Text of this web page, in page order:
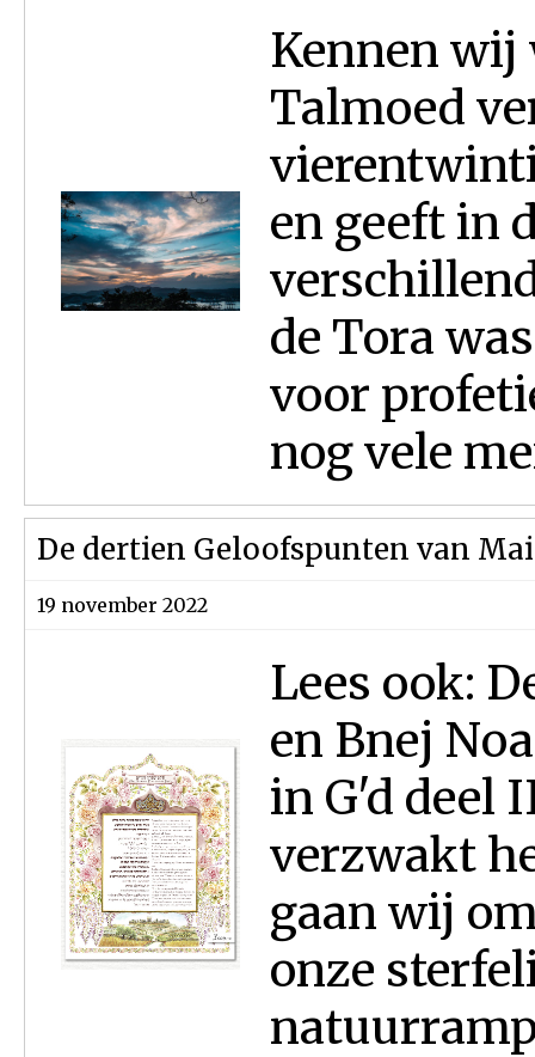
Kennen wij
Tal­moed
en geeft in
de Tora
voor
nog vele
De dertien Geloofspunten van
19 november 2022
Lees ook:
en Bnej
in G'd deel
verzwakt
gaan wij
onze